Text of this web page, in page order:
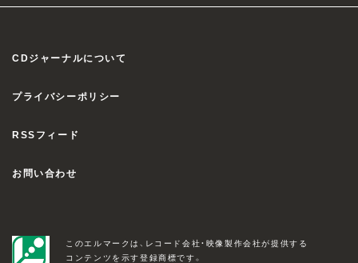
CDジャーナルについて
プライバシーポリシー
RSSフィード
お問い合わせ
このエルマークは、レコード会社・映像製作会社が提供する
コンテンツを示す登録商標です。